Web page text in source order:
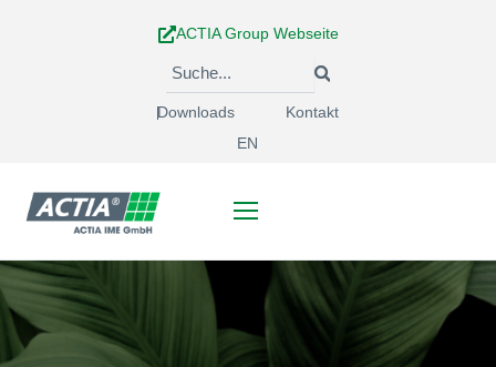
ACTIA Group Webseite
Downloads
Kontakt
EN